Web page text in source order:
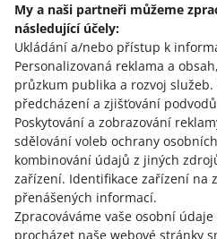
My a naši partneři můžeme
následující účely:
Ukládání a/nebo přístup k
Personalizovaná reklama a
průzkum publika a rozvoj služeb.
předcházení a zjišťování
Poskytování a zobrazování
sdělování voleb ochrany
kombinování údajů z jiných
zařízení. Identifikace zařízení na
přenášených informací.
Zpracováváme vaše osobní
procházet naše webové stránky
o allegro.pl
polski
čeština
English
slovenčina
o allegro.cz
polski
čeština
English